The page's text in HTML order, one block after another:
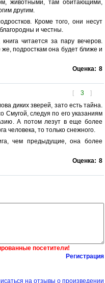
животными, там обитающими,
другим.
Кроме того, они несут
и честны.
читается за пару вечеров.
подросткам она будет ближе и
Оценка: 8
[ 3 ]
диких зверей, зато есть тайна.
Смугой, следуя по его указаниям
А потом лезут в еще более
человека, то только снежного.
чем предыдущие, она более
Оценка: 8
посетители!
Регистрация
на отзывы о произведении